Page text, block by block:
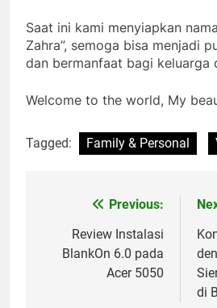
Saat ini kami menyiapkan
Zahra”, semoga bisa menjadi
dan bermanfaat bagi keluarga
Welcome to the world, My
Tagged: Family & Personal
navigation
Previous:
Review Instalasi
BlankOn 6.0 pada
Acer 5050
di